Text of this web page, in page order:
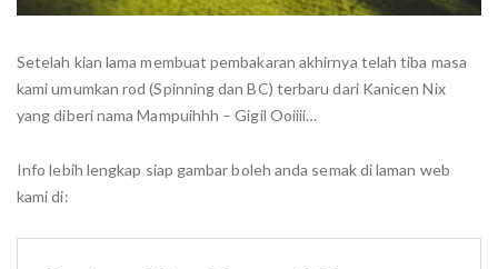
Setelah kian lama membuat pembakaran akhirnya telah tiba masa
kami umumkan rod (Spinning dan BC) terbaru dari Kanicen Nix
yang diberi nama Mampuihhh – Gigil Ooiiii…
Info lebih lengkap siap gambar boleh anda semak di laman web
kami di: